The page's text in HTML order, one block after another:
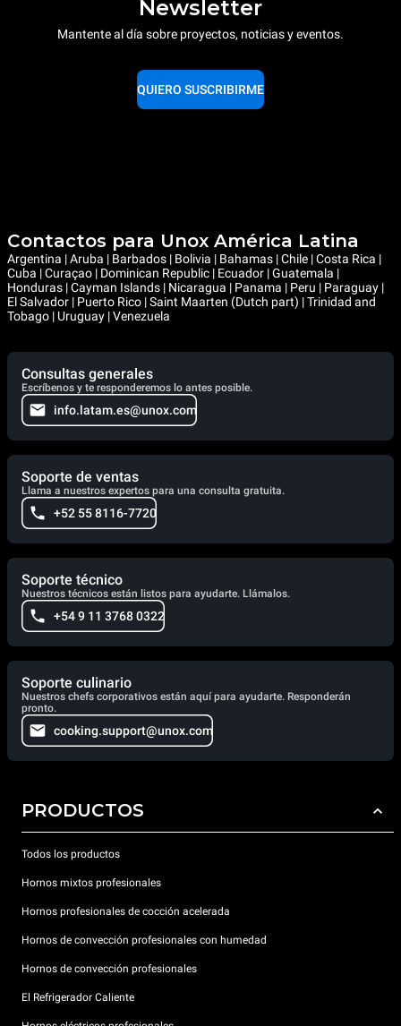
Newsletter
Mantente al día sobre proyectos, noticias y eventos.
QUIERO SUSCRIBIRME
Contactos para Unox América Latina
Argentina | Aruba | Barbados | Bolivia | Bahamas | Chile | Costa Rica |
Cuba | Curaçao | Dominican Republic | Ecuador | Guatemala |
Honduras | Cayman Islands | Nicaragua | Panama | Peru | Paraguay |
El Salvador | Puerto Rico | Saint Maarten (Dutch part) | Trinidad and
Tobago | Uruguay | Venezuela
Consultas generales
Escríbenos y te responderemos lo antes posible.
info.latam.es@unox.com
Soporte de ventas
Llama a nuestros expertos para una consulta gratuita.
+52 55 8116-7720
Soporte técnico
Nuestros técnicos están listos para ayudarte. Llámalos.
+54 9 11 3768 0322
Soporte culinario
Nuestros chefs corporativos están aquí para ayudarte. Responderán
pronto.
cooking.support@unox.com
PRODUCTOS
Todos los productos
Hornos mixtos profesionales
Hornos profesionales de cocción acelerada
Hornos de convección profesionales con humedad
Hornos de convección profesionales
El Refrigerador Caliente